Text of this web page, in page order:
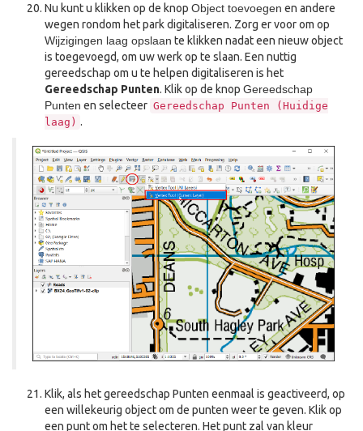
Nu kunt u klikken op de knop Object toevoegen en andere
wegen rondom het park digitaliseren. Zorg er voor om op
Wijzigingen laag opslaan te klikken nadat een nieuw object
is toegevoegd, om uw werk op te slaan. Een nuttig
gereedschap om u te helpen digitaliseren is het
Gereedschap Punten. Klik op de knop Gereedschap
Punten en selecteer Gereedschap Punten
(Huidige
laag) .
Klik, als het gereedschap Punten eenmaal is geactiveerd, op
een willekeurig object om de punten weer te geven. Klik op
een punt om het te selecteren. Het punt zal van kleur